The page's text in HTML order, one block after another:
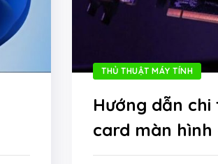
THỦ THUẬT MÁY TÍNH
Hướng dẫn
card màn